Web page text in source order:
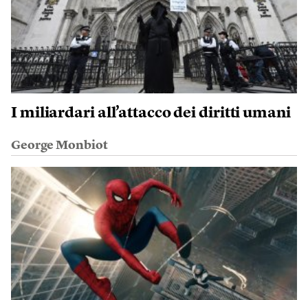
I miliardari all’attacco dei diritti umani
George Monbiot